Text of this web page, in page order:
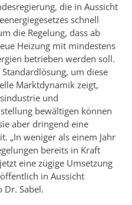
die in Aussicht
schnell
die Regelung, dass ab
Heizung mit mindestens
betrieben werden soll.
um diese
Marktdynamik zeigt,
und
bewältigen können
aber dringend eine
„In weniger als einem Jahr
bereits in Kraft
eine zügige Umsetzung
in Aussicht
Dr. Sabel.